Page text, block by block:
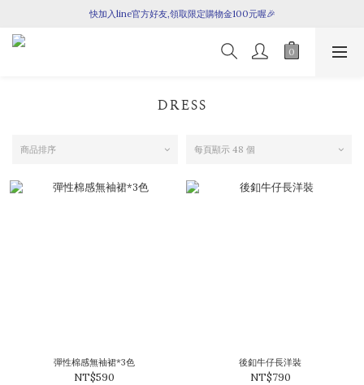
全館滿$1699即享免運！
快加入line官方好友,領取限定購物金100元喔🎉
全館滿$1699即享免運！
DRESS
商品排序 每頁顯示 48 個
彈性棉感無袖裙*3色
NT$590
後釦牛仔長洋裝
NT$790